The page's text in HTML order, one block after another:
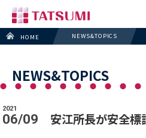
HOME NEWS&TOPICS
NEWS&TOPICS
2021
06/09 安江所長が安全標